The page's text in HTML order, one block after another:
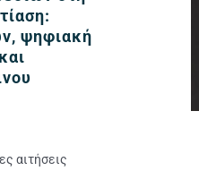
ψηφιακή
αιτήσεις